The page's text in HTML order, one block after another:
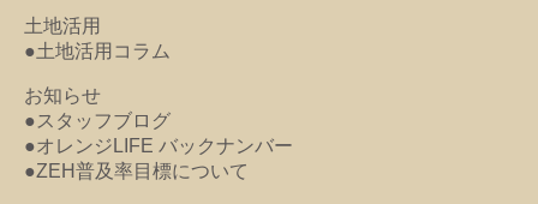
土地活用
●土地活用コラム
お知らせ
●スタッフブログ
●オレンジLIFE バックナンバー
●ZEH普及率目標について